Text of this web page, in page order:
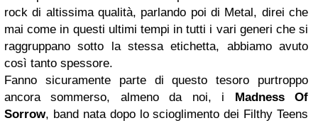
rock di altissima qualità, parlando poi di Metal, direi che
mai come in questi ultimi tempi in tutti i vari generi che si
raggruppano sotto la stessa etichetta, abbiamo avuto
così tanto spessore.
Fanno sicuramente parte di questo tesoro purtroppo
ancora sommerso, almeno da noi, i Madness Of
Sorrow, band nata dopo lo scioglimento dei Filthy Teens